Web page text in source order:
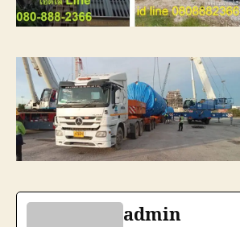
admin